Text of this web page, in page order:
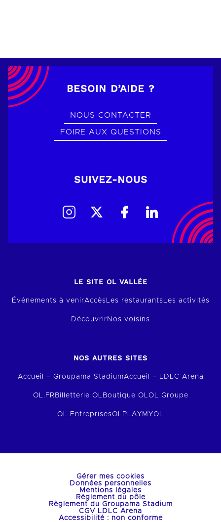
BESOIN D’AIDE ?
NOUS CONTACTER
FOIRE AUX QUESTIONS
SUIVEZ-NOUS
LE SITE OL VALLÉE
Événements à venirAccès Les restaurants Les activités
Découvrir Nos voisins
NOS AUTRES SITES
Accueil – Groupama StadiumAccueil – LDLC Arena
OL.FR Billetterie OL Boutique OL OL Groupe
OL EntreprisesOLPLAY MYOL
Gérer mes cookies
Données personnelles
Mentions légales
Règlement du pôle
Règlement du Groupama Stadium
CGV LDLC Arena
Accessibilité : non conforme